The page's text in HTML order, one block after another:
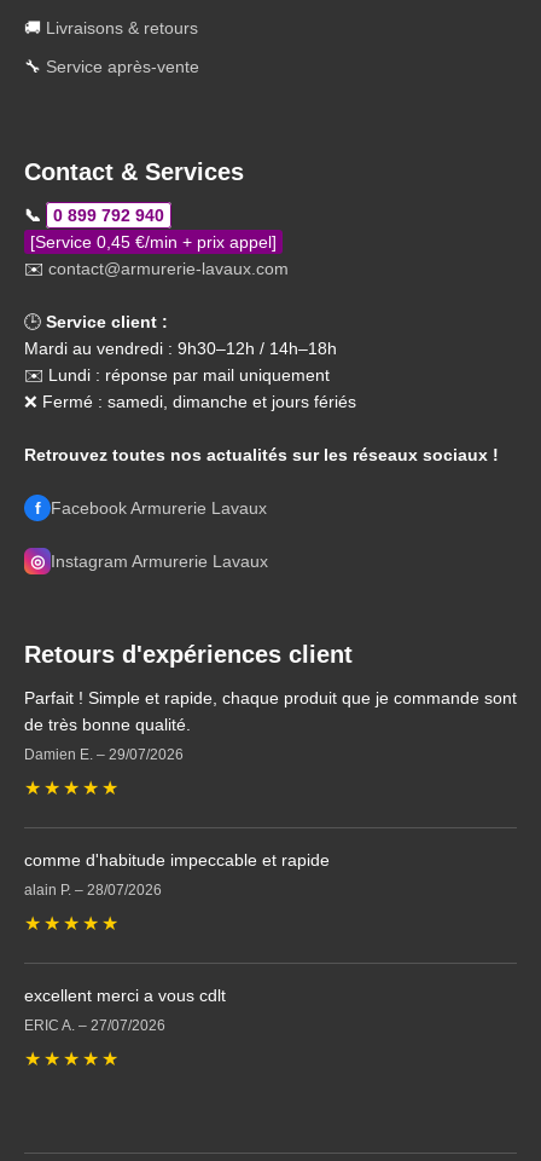
🚚 Livraisons & retours
🔧 Service après-vente
Contact & Services
📞
0 899 792 940
[Service 0,45 €/min + prix appel]
✉️ contact@armurerie-lavaux.com
🕒 Service client :
Mardi au vendredi : 9h30–12h / 14h–18h
✉️ Lundi : réponse par mail uniquement
❌ Fermé : samedi, dimanche et jours fériés
Retrouvez toutes nos actualités sur les réseaux sociaux !
f Facebook Armurerie Lavaux
◎ Instagram Armurerie Lavaux
Retours d'expériences client
Parfait ! Simple et rapide, chaque produit que je commande sont
de très bonne qualité.
Damien E. – 29/07/2026
★ ★ ★ ★ ★
comme d'habitude impeccable et rapide
alain P. – 28/07/2026
★ ★ ★ ★ ★
excellent merci a vous cdlt
ERIC A. – 27/07/2026
★ ★ ★ ★ ★